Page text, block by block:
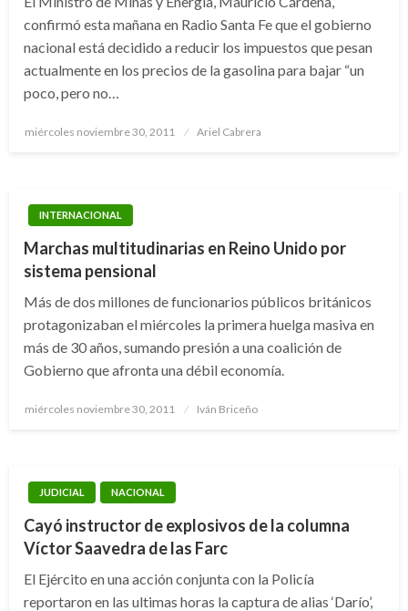
confirmó esta mañana en Radio Santa Fe que el gobierno
nacional está decidido a reducir los impuestos que pesan
actualmente en los precios de la gasolina para bajar “un
poco, pero no…
Publicado
miércoles noviembre 30, 2011 Ariel Cabrera
INTERNACIONAL
Marchas multitudinarias en Reino Unido por
sistema pensional
Más de dos millones de funcionarios públicos británicos
protagonizaban el miércoles la primera huelga masiva en
más de 30 años, sumando presión a una coalición de
Gobierno que afronta una débil economía.
Publicado
miércoles noviembre 30, 2011 Iván Briceño
JUDICIAL NACIONAL
Cayó instructor de explosivos de la columna
Víctor Saavedra de las Farc
El Ejército en una acción conjunta con la Policía
reportaron en las ultimas horas la captura de alias ‘Darío’,